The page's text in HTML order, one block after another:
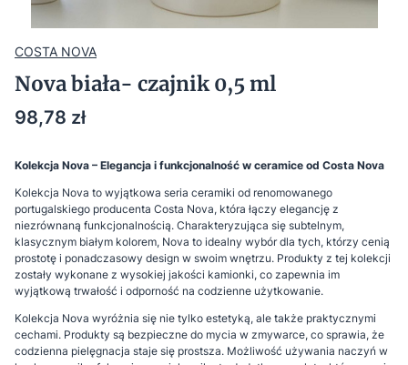
COSTA NOVA
Nova biała- czajnik 0,5 ml
Cena
98,78 zł
Kolekcja Nova – Elegancja i funkcjonalność w ceramice od Costa Nova
Kolekcja Nova to wyjątkowa seria ceramiki od renomowanego
portugalskiego producenta Costa Nova, która łączy elegancję z
niezrównaną funkcjonalnością. Charakteryzująca się subtelnym,
klasycznym białym kolorem, Nova to idealny wybór dla tych, którzy cenią
prostotę i ponadczasowy design w swoim wnętrzu. Produkty z tej kolekcji
zostały wykonane z wysokiej jakości kamionki, co zapewnia im
wyjątkową trwałość i odporność na codzienne użytkowanie.
Kolekcja Nova wyróżnia się nie tylko estetyką, ale także praktycznymi
cechami. Produkty są bezpieczne do mycia w zmywarce, co sprawia, że
codzienna pielęgnacja staje się prostsza. Możliwość używania naczyń w